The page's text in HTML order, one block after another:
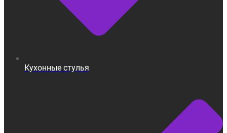
Кухонные стулья